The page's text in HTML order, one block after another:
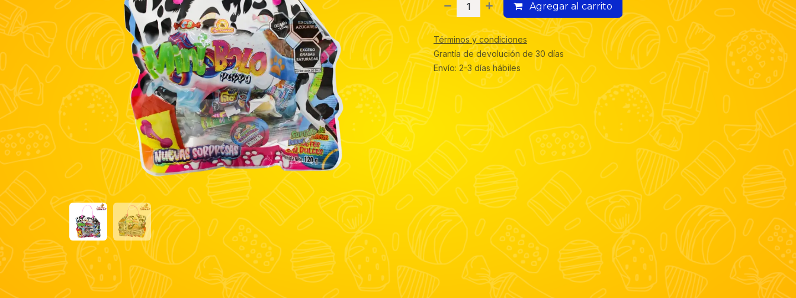
Agregar al carrito
Términos y condiciones
Grantía de devolución de 30 días
Envío: 2-3 días hábiles